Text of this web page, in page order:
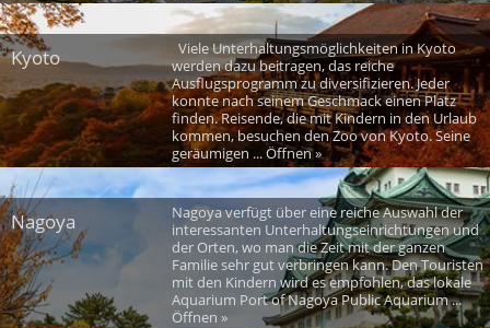
Kyoto
Viele Unterhaltungsmöglichkeiten in Kyoto
werden dazu beitragen, das reiche
Ausflugsprogramm zu diversifizieren. Jeder
konnte nach seinem Geschmack einen Platz
finden. Reisende, die mit Kindern in den Urlaub
kommen, besuchen den Zoo von Kyoto. Seine
geräumigen ... Öffnen »
Nagoya
Nagoya verfügt über eine reiche Auswahl der
interessanten Unterhaltungseinrichtungen und
der Orten, wo man die Zeit mit der ganzen
Familie sehr gut verbringen kann. Den Touristen
mit den Kindern wird es empfohlen, das lokale
Aquarium Port of Nagoya Public Aquarium ...
Öffnen »